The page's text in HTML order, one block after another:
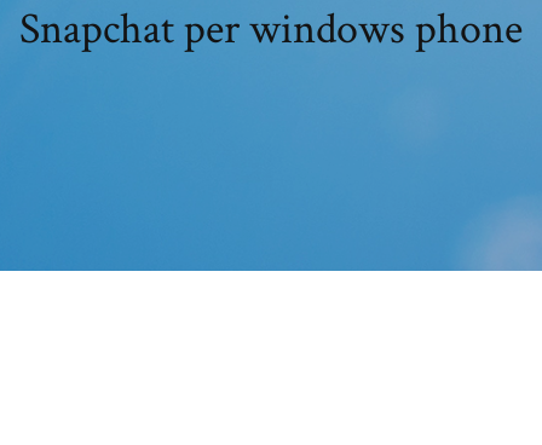
Snapchat per windows phone